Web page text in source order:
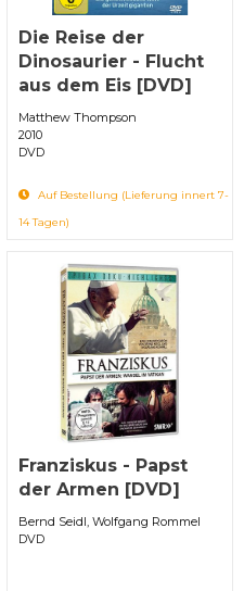
Die Reise der
Dinosaurier - Flucht
aus dem Eis [DVD]
Matthew Thompson
2010
DVD
Auf Bestellung (Lieferung innert 7-
14 Tagen)
Franziskus - Papst
der Armen [DVD]
Bernd Seidl, Wolfgang Rommel
DVD